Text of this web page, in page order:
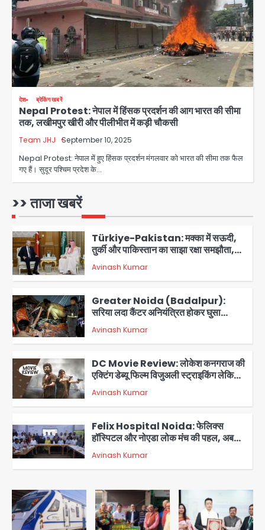
देश ब्रेकिंग खबरें
Nepal Protest: नेपाल में हिंसक प्रदर्शन की आग भारत की सीमा
तक, लखीमपुर खीरी और पीलीभीत में कड़ी चौकसी
Team JHJ September 10, 2025
Nepal Protest: नेपाल में हुए हिंसक प्रदर्शन मंगलवार को भारत की सीमा तक फैल
गए हैं। सुदूर पश्चिम प्रदेश के…
>> ताजा खबरें
4
किराना दुकान में , ड्राइवर की मौत
Avinash Kumar
5
DC Movie Review: लोकेश कनगराज की
एक्टिंग डेब्यू फिल्म विजुअली स्ट्राइकिंग लेकिन
स्क्रीनप्ले में कमजोर, लेकिन कहानी अधूरी रह
गई, 3 स्टार रेटिंग
Avinash Kumar
Felix Hospital Noida: फेलिक्स
हॉस्पिटल और नोएडा लोक मंच की पहल, अब
सिर्फ 30 रुपये में मिलेगी 24 घंटे ऑनलाइन
डॉक्टर परामर्श सुविधा
Avinash Kumar
2
Noida Authority: कर्तव्यनिष्ठा की
3
Türkiye-Pakistan: मक्का में सऊदी,
तुर्की और पाकिस्तान का साझा रक्षा समझौता,
जानें इसके मायने
Avinash Kumar
4
Greater Noida (Badalpur):
सरिया लदा कैंटर अनियंत्रित होकर घुसा
किराना दुकान में , ड्राइवर की मौत
Avinash Kumar
5
DC Movie Review: लोकेश कनगराज की
एक्टिंग डेब्यू फिल्म विजुअली स्ट्राइकिंग लेकिन
स्क्रीनप्ले में कमजोर, लेकिन कहानी अधूरी रह
गई, 3 स्टार रेटिंग
Avinash Kumar
1
Felix Hospital Noida: फेलिक्स
हॉस्पिटल और नोएडा लोक मंच की पहल, अब
सिर्फ 30 रुपये में मिलेगी 24 घंटे ऑनलाइन
डॉक्टर परामर्श सुविधा
Avinash Kumar
Noida Authority: कर्तव्यनिष्ठा की
मिसाल, मूसलाधार बारिश के बीच नोएडा
प्राधिकरण ने संभाला मोर्चा, सेक्टर 105
आरडब्ल्यूए ने जताया आभार
Avinash Kumar